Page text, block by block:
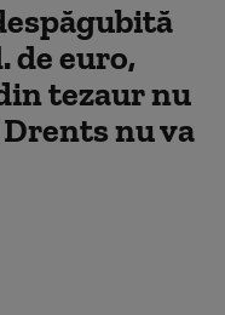
de euro,
tezaur nu
nu va